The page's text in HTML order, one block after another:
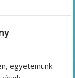
egyetemünk